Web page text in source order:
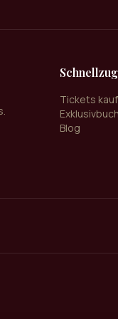
Tickets
Blog